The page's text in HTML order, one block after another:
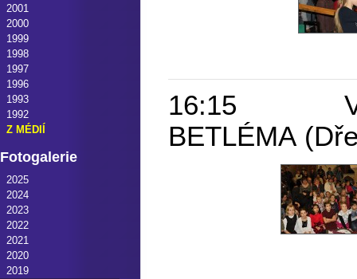
2001
2000
1999
1998
1997
1996
1993
1992
Z MÉDIÍ
Fotogalerie
2025
2024
2023
2022
2021
2020
2019
16:15
BETLÉMA